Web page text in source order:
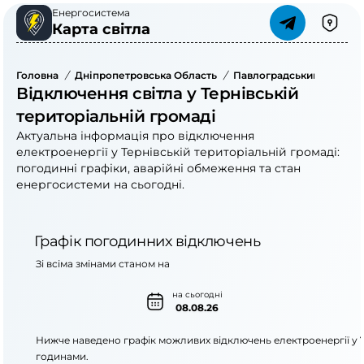
Енергосистема
Карта світла
Головна / Дніпропетровська Область / Павлоградський Район
Відключення світла у Тернівській
територіальній громаді
Актуальна інформація про відключення
електроенергії у Тернівській територіальній громаді:
погодинні графіки, аварійні обмеження та стан
енергосистеми на сьогодні.
Графік погодинних відключень
на сьогодні
08.08.26
Зі всіма змінами станом на
Нижче наведено графік можливих відключень електроенергії у
годинами.